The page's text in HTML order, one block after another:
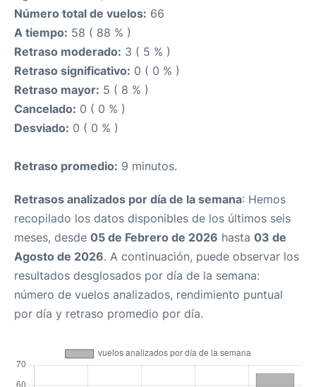
Número total de vuelos: 66
A tiempo: 58 ( 88 % )
Retraso moderado: 3 ( 5 % )
Retraso significativo: 0 ( 0 % )
Retraso mayor: 5 ( 8 % )
Cancelado: 0 ( 0 % )
Desviado: 0 ( 0 % )
Retraso promedio: 9 minutos.
Retrasos analizados por día de la semana: Hemos
recopilado los datos disponibles de los últimos seis
meses, desde 05 de Febrero de 2026 hasta 03 de
Agosto de 2026. A continuación, puede observar los
resultados desglosados por día de la semana:
número de vuelos analizados, rendimiento puntual
por día y retraso promedio por día.